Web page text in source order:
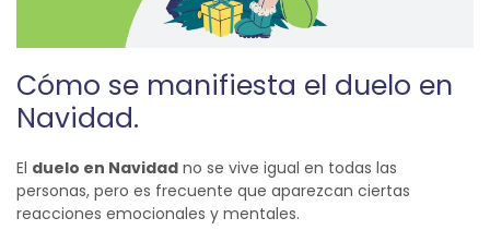
Cómo se manifiesta el duelo en
Navidad.
El duelo en Navidad no se vive igual en todas las
personas, pero es frecuente que aparezcan ciertas
reacciones emocionales y mentales.